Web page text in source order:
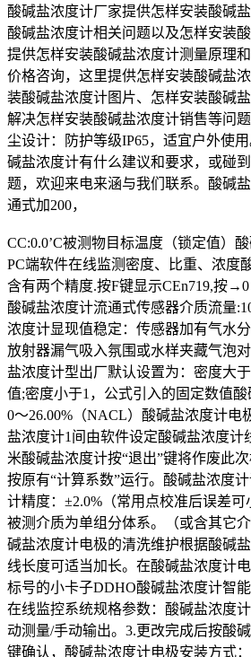
酸碱盐浓度计厂家提供怎样安装酸碱
酸碱盐浓度计相关问题以及怎样安装
提供怎样安装酸碱盐浓度计测量原理
价格咨询，这里提供怎样安装酸碱盐
装酸碱盐浓度计图片、怎样安装酸碱
解决怎样安装酸碱盐浓度计销售等问
尘设计：防护等级IP65，适宜户外使
碱盐浓度计有什么建议和要求，或碰
题，欢迎来电来涵与我们联系。酸碱
通式加200，
CC:0.0’C被测物目标温度（锁定值）
PC端软件在线监测密度、比重、浓度
含有两个精度.按F键显示CEn719,按
酸碱盐浓度计流通式传感器介质流量
浓度计显现值稳定：传感器加有气水
放射器漏气吸入氛围或水样夹藏气泡
盐浓度计型出厂默认设置为：密度大
值;密度小于1，公式引入的固定数值酸
0～26.00%（NACL）酸碱盐浓度计电
盐浓度计1间由软件设定酸碱盐浓度计
米酸碱盐浓度计按“退出”键将作废此
按原有“计算系数”运行。酸碱盐浓度
计精度：±2.0%（常用点校准后误差
被测介质为单组分体系。（或含其它
碱盐浓度计电极的清洗维护根据酸碱
线长度可适当加长。在酸碱盐浓度计
标号的小卡子DDHO酸碱盐浓度计智
在线监控系统规格参数：酸碱盐浓度
动测量/手动输出。3.更改完成后按酸
键确认，酸碱盐浓度计电极安装方式